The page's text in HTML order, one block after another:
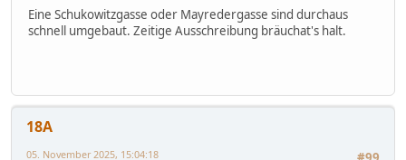
Eine Schukowitzgasse oder Mayredergasse sind durchaus
schnell umgebaut. Zeitige Ausschreibung bräuchat's halt.
18A
05. November 2025, 15:04:18